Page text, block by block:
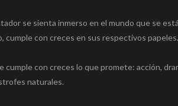
se sienta inmerso en el mundo que se
cumple con creces en sus respectivos papeles.
cumple con creces lo que promete: acción,
naturales.